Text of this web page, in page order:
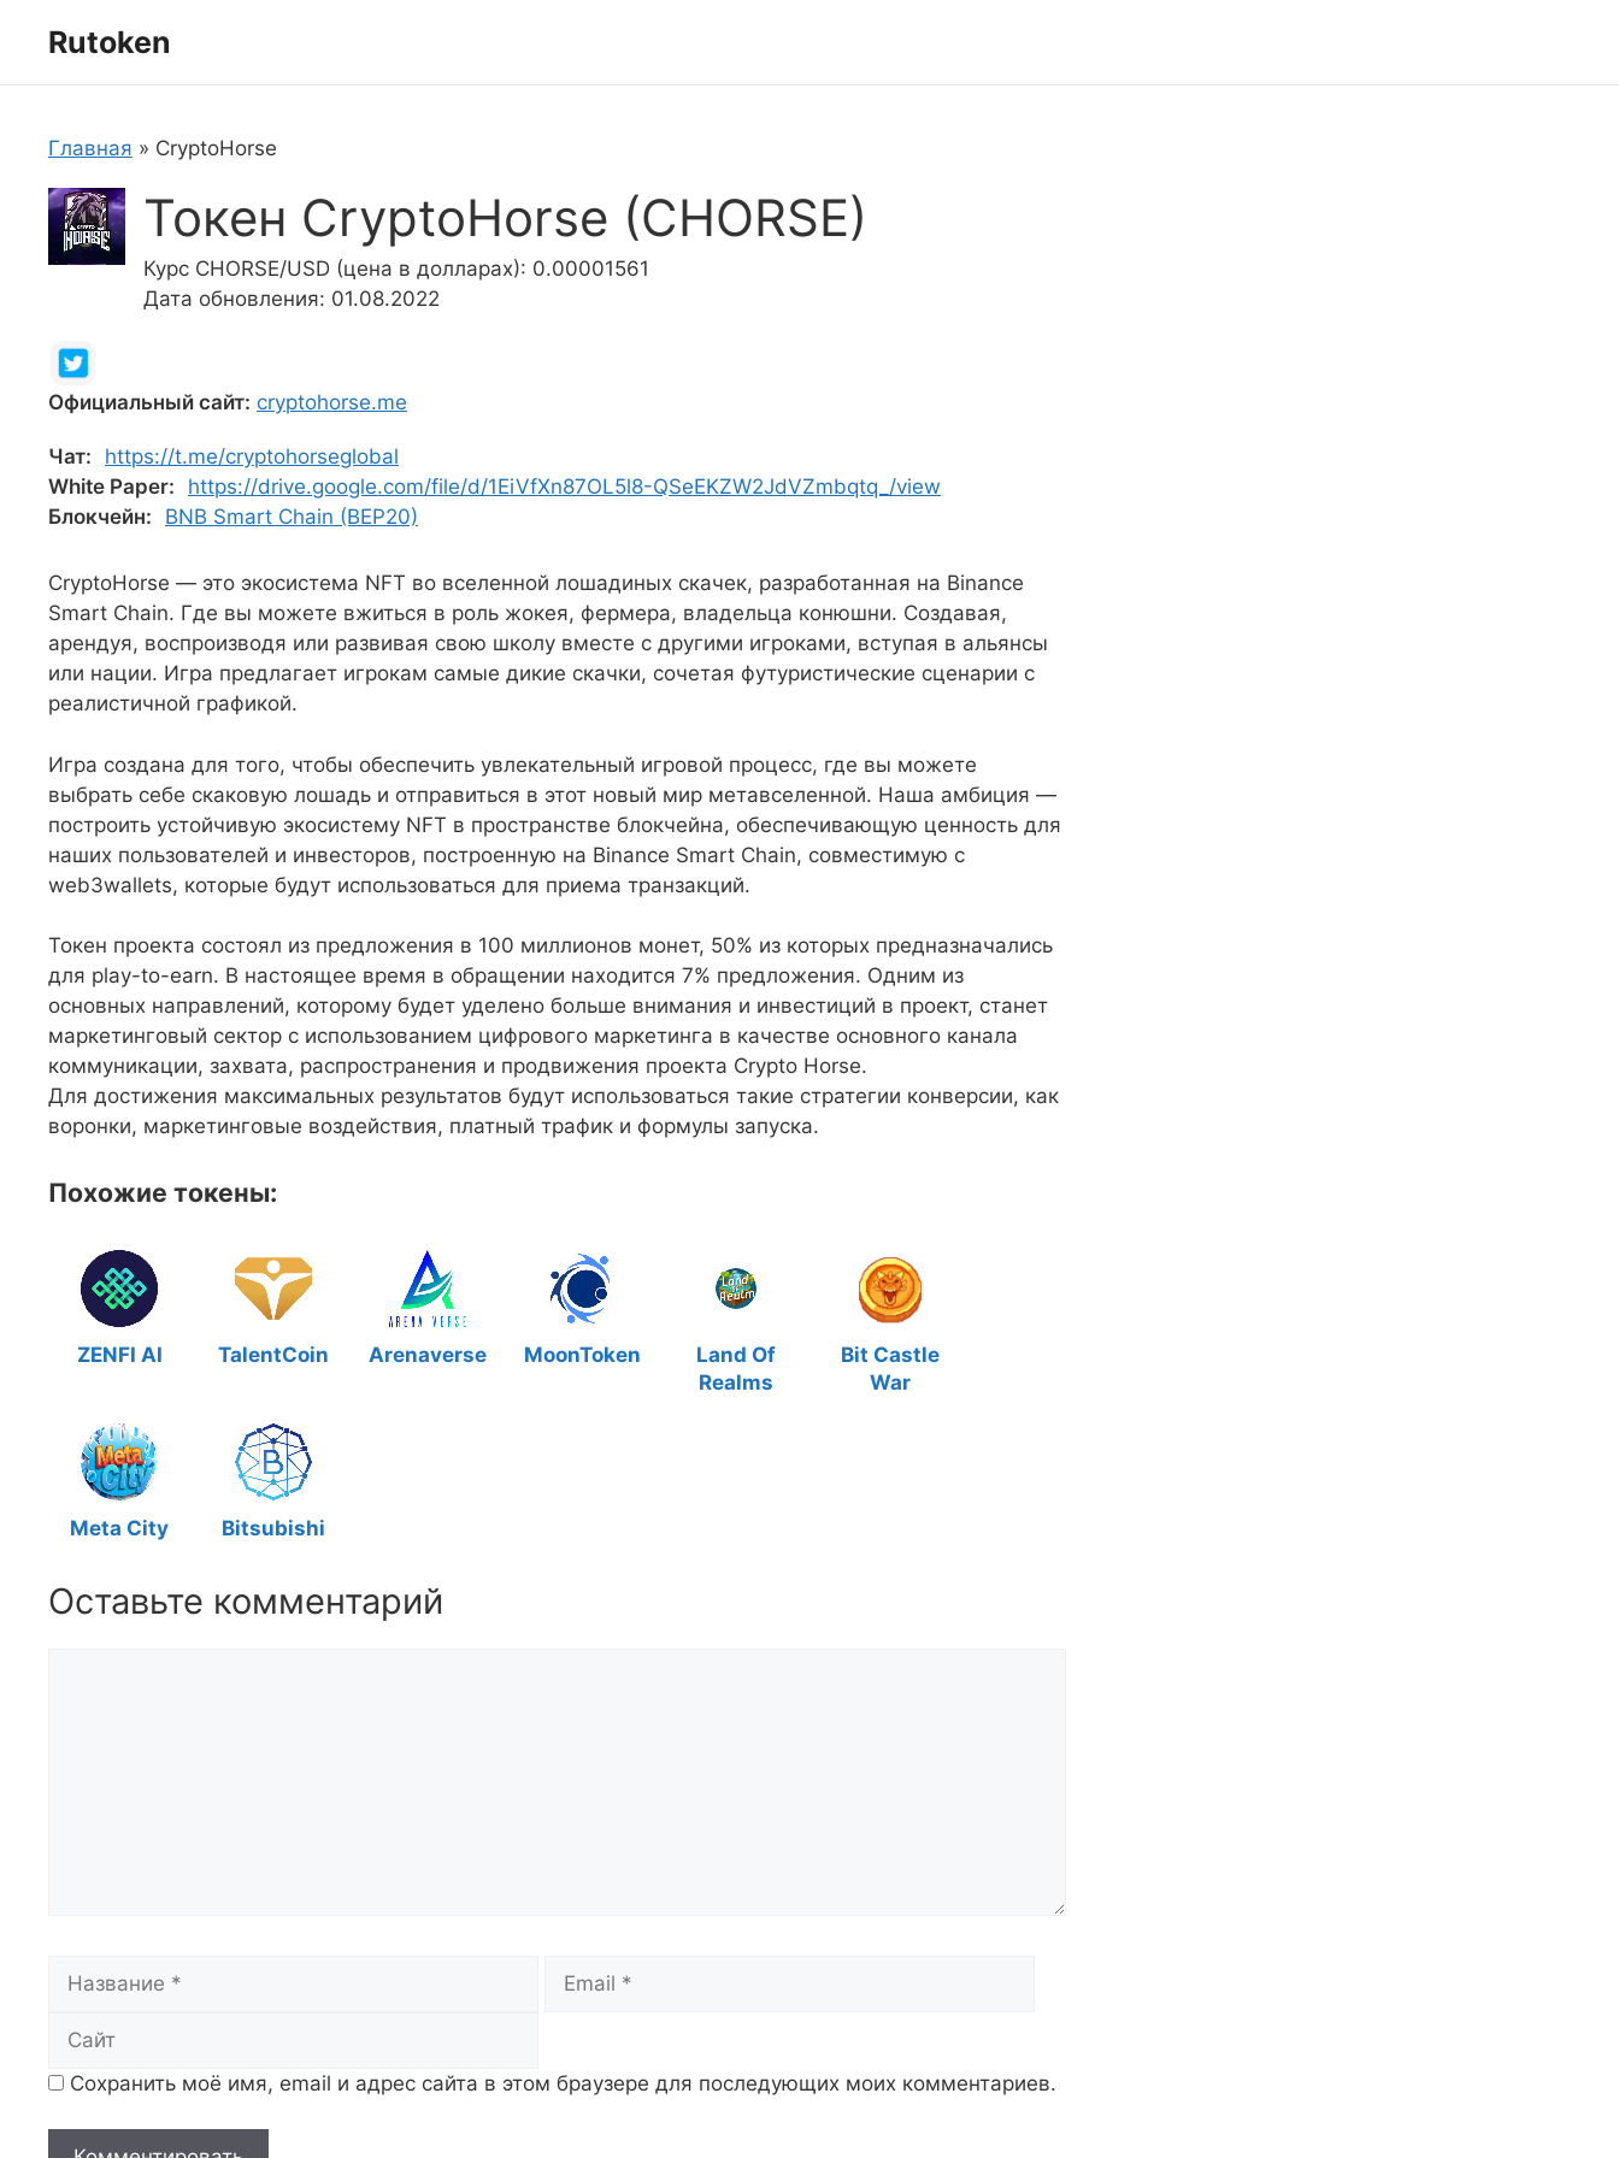
Rutoken
Главная » CryptoHorse
Токен CryptoHorse (CHORSE)
Курс CHORSE/USD (цена в долларах): 0.00001561
Дата обновления: 01.08.2022
Официальный сайт: cryptohorse.me
Чат:
https://t.me/cryptohorseglobal
White Paper:
https://drive.google.com/file/d/1EiVfXn87OL5l8-QSeEKZW2JdVZmbqtq_/view
Блокчейн:
BNB Smart Chain (BEP20)
CryptoHorse — это экосистема NFT во вселенной лошадиных скачек, разработанная на Binance
Smart Chain. Где вы можете вжиться в роль жокея, фермера, владельца конюшни. Создавая,
арендуя, воспроизводя или развивая свою школу вместе с другими игроками, вступая в альянсы
или нации. Игра предлагает игрокам самые дикие скачки, сочетая футуристические сценарии с
реалистичной графикой.
Игра создана для того, чтобы обеспечить увлекательный игровой процесс, где вы можете
выбрать себе скаковую лошадь и отправиться в этот новый мир метавселенной. Наша амбиция —
построить устойчивую экосистему NFT в пространстве блокчейна, обеспечивающую ценность для
наших пользователей и инвесторов, построенную на Binance Smart Chain, совместимую с
web3wallets, которые будут использоваться для приема транзакций.
Токен проекта состоял из предложения в 100 миллионов монет, 50% из которых предназначались
для play-to-earn. В настоящее время в обращении находится 7% предложения. Одним из
основных направлений, которому будет уделено больше внимания и инвестиций в проект, станет
маркетинговый сектор с использованием цифрового маркетинга в качестве основного канала
коммуникации, захвата, распространения и продвижения проекта Crypto Horse.
Для достижения максимальных результатов будут использоваться такие стратегии конверсии, как
воронки, маркетинговые воздействия, платный трафик и формулы запуска.
Похожие токены:
ZENFI AI TalentCoin Arenaverse MoonToken
Land Of
Realms
Bit Castle
War
Meta City Bitsubishi
Оставьте комментарий
Сохранить моё имя, email и адрес сайта в этом браузере для последующих моих комментариев.